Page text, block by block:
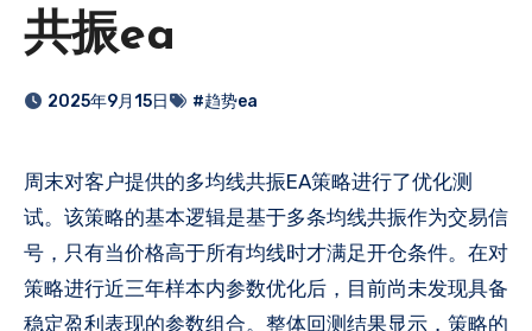
共振ea
2025年9月15日 #趋势ea
周末对客户提供的多均线共振EA策略进行了优化测
试。该策略的基本逻辑是基于多条均线共振作为交易信
号，只有当价格高于所有均线时才满足开仓条件。在对
策略进行近三年样本内参数优化后，目前尚未发现具备
稳定盈利表现的参数组合。整体回测结果显示，策略的